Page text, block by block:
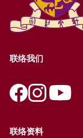
联络我们
联络资料